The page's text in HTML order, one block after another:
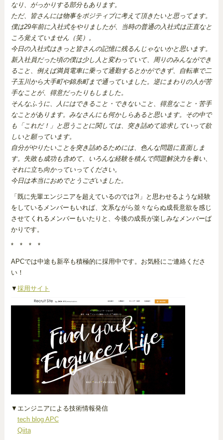
なり、がっかりする部分もあります。
ただ、皆さんには物事をポジティブに考えて頂きたいと思ってます。
僕は29年前に入社式をやりましたが、当時の普通の入社式は正直なと
ころ覚えていません（笑）。
今日の入社式はきっと皆さんの記憶に残るんじゃないかと思います。
新入社員だった頃の僕は少し人と変わっていて、周りのみんなができ
ること、例えば満員電車に乗って通勤するとかができず、自転車で二
子玉川から大手町や錦糸町まで通っていました。逆にまわりの人が苦
手なことが、得意だったりもしました。
そんなふうに、人にはできること・できないこと、得意なこと・苦手
なことがあります。みなさんにも何かしらあると思います。その中で
も「これだ！」と思うことに関しては、突き詰めて追求していって欲
しいと願っています。
自分がやりたいことを突き詰めるためには、色んな問題に直面しま
す。失敗も成功も含めて、いろんな経験を積んで問題解決力を養い、
それに立ち向かっていってください。
今日は本当におめでとうございました。
「既に先輩エンジニアを超えているのでは?!」と思わせるような経験
をしているメンバーもいれば、文系ながら並々ならぬ成長意欲を感じ
させてくれるメンバーもいたりと、今後の成長が楽しみなメンバーば
かりです。
* * * *
APCでは中途も新卒も積極的に採用中です。お気軽にご連絡くださ
い！
▼ 採用サイト
▼エンジニアによる技術情報発信
tech blog APC
Qiita